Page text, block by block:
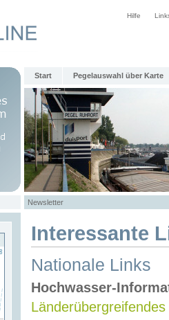
Hilfe
Start Pegelauswahl über Karte
Newsletter
Interessante
Nationale Links
Hochwasser-